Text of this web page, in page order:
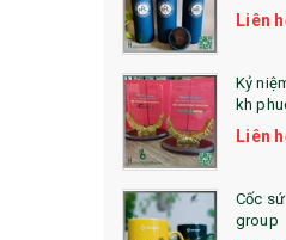
24. QÙA TẶNG PHA
25. QUÀ TẶNG
26. QUÀ TẶNG
28. BỘ ĐỒ ĂN CAO
29. MÓC KHOÁ
nghệ
Liên
Kỷ
kh
Liên
Cốc
group